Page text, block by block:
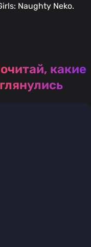
Naughty Neko.
какие